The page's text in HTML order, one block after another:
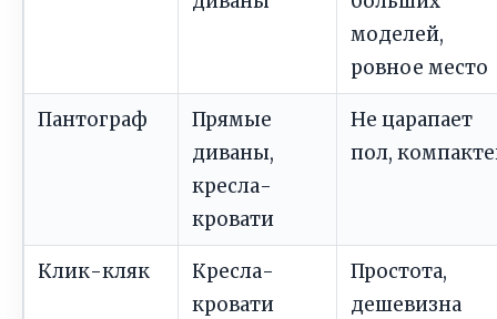
моделей,
ровное место
Пантограф
Прямые
диваны,
кресла-
кровати
Не царапает
пол,
Клик-кляк
Кресла-
кровати
Простота,
дешевизна